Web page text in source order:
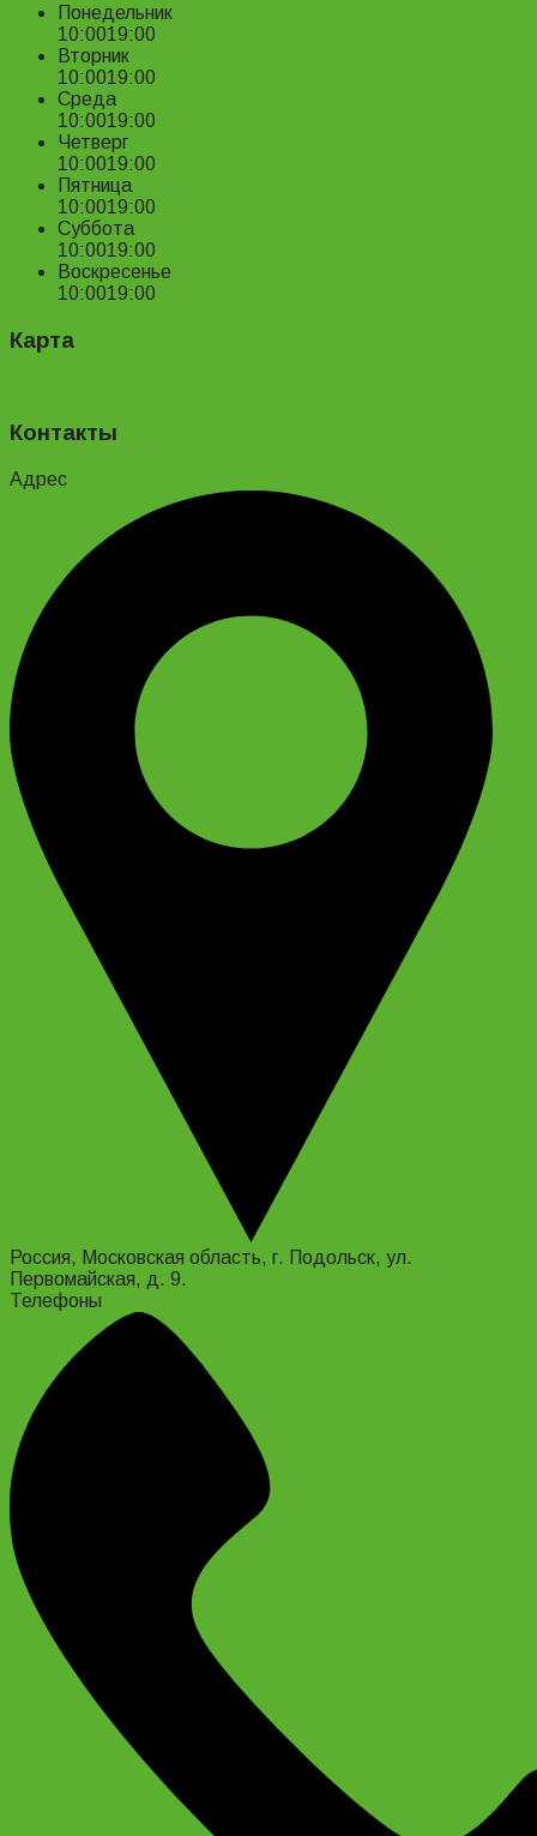
Понедельник
10:0019:00
Вторник
10:0019:00
Среда
10:0019:00
Четверг
10:0019:00
Пятница
10:0019:00
Суббота
10:0019:00
Воскресенье
10:0019:00
Карта
Контакты
Адрес
Россия, Московская область, г. Подольск, ул.
Первомайская, д. 9.
Телефоны